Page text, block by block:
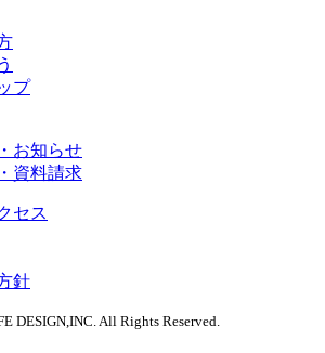
プ
お知らせ
資料請求
セス
針
DESIGN,INC. All Rights Reserved.